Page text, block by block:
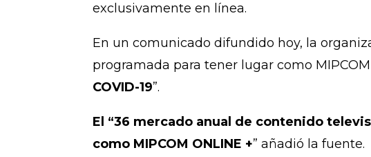
exclusivamente en línea.
En un comunicado difundido hoy, la
programada para tener lugar como MIPCOM
COVID-19”.
El “36 mercado anual de contenido
como MIPCOM ONLINE +” añadió la fuente.